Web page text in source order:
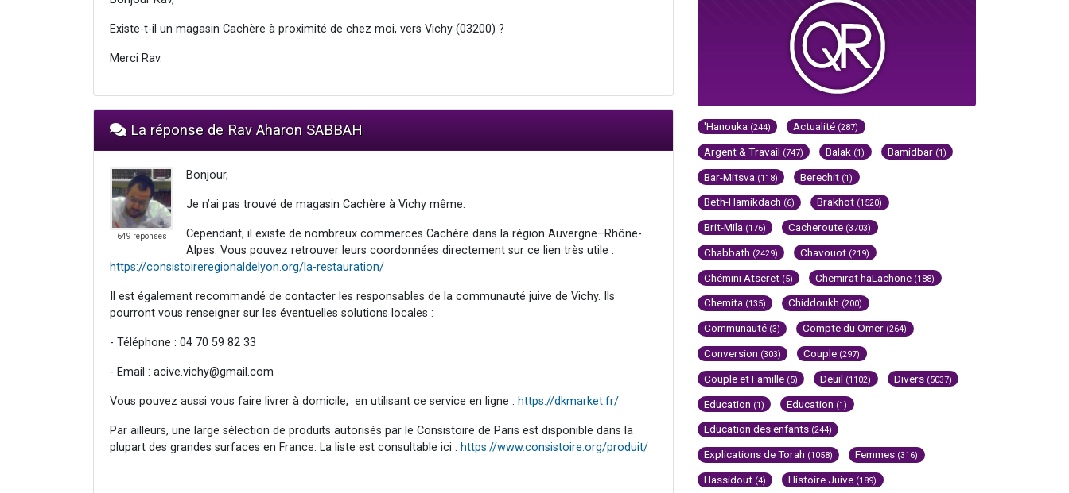
Existe-t-il un magasin Cachère à proximité de chez moi, vers Vichy (03200) ?
Merci Rav.
La réponse de Rav Aharon SABBAH
649 réponses
Bonjour,
Je n’ai pas trouvé de magasin Cachère à Vichy même.
Cependant, il existe de nombreux commerces Cachère dans la région Auvergne–Rhône-
Alpes. Vous pouvez retrouver leurs coordonnées directement sur ce lien très utile :
https://consistoireregionaldelyon.org/la-restauration/
Il est également recommandé de contacter les responsables de la communauté juive de Vichy. Ils
pourront vous renseigner sur les éventuelles solutions locales :
- Téléphone : 04 70 59 82 33
- Email : acive.vichy@gmail.com
Vous pouvez aussi vous faire livrer à domicile, en utilisant ce service en ligne : https://dkmarket.fr/
Par ailleurs, une large sélection de produits autorisés par le Consistoire de Paris est disponible dans la
plupart des grandes surfaces en France. La liste est consultable ici : https://www.consistoire.org/produit/
'Hanouka (244) Actualité (287)
Argent & Travail (747) Balak (1) Bamidbar (1)
Bar-Mitsva (118) Berechit (1)
Beth-Hamikdach (6) Brakhot (1520)
Brit-Mila (176) Cacheroute (3703)
Chabbath (2429) Chavouot (219)
Chémini Atseret (5) Chemirat haLachone (188)
Chemita (135) Chiddoukh (200)
Communauté (3) Compte du Omer (264)
Conversion (303) Couple (297)
Couple et Famille (5) Deuil (1102) Divers (5037)
Education (1) Education (1)
Education des enfants (244)
Explications de Torah (1058) Femmes (316)
Hassidout (4) Histoire Juive (189)